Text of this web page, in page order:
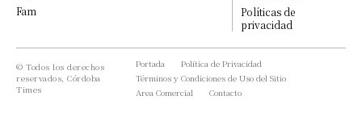
Fam
Políticas de
privacidad
© Todos los derechos
reservados, Córdoba
Times
Portada
Política de Privacidad
Términos y Condiciones de Uso del Sitio
Area Comercial
Contacto